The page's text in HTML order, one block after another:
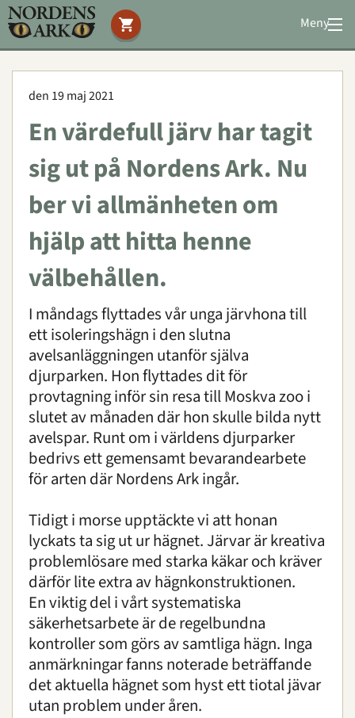
Meny
Stöd oss
Bevarande
Utbildning
Boende
Konferens
Om oss
den 19 maj 2021
En värdefull järv har tagit
sig ut på Nordens Ark. Nu
ber vi allmänheten om
hjälp att hitta henne
välbehållen.
I måndags flyttades vår unga järvhona till
ett isoleringshägn i den slutna
avelsanläggningen utanför själva
djurparken. Hon flyttades dit för
provtagning inför sin resa till Moskva zoo i
slutet av månaden där hon skulle bilda nytt
avelspar. Runt om i världens djurparker
bedrivs ett gemensamt bevarandearbete
för arten där Nordens Ark ingår.
Tidigt i morse upptäckte vi att honan
lyckats ta sig ut ur hägnet. Järvar är kreativa
problemlösare med starka käkar och kräver
därför lite extra av hägnkonstruktionen.
En viktig del i vårt systematiska
säkerhetsarbete är de regelbundna
kontroller som görs av samtliga hägn. Inga
anmärkningar fanns noterade beträffande
det aktuella hägnet som hyst ett tiotal jävar
utan problem under åren.